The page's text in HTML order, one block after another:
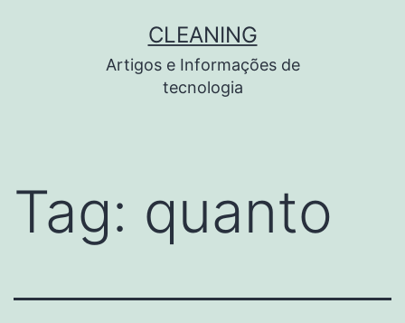
CLEANING
Artigos e Informações de
tecnologia
Tag: quanto